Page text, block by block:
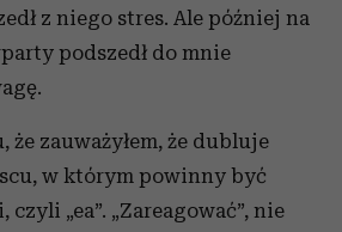
z niego stres. Ale później na
podszedł do mnie
że zauważyłem, że dubluje
w którym powinny być
czyli „ea”. „Zareagować”, nie